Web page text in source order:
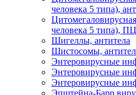
человека 5 типа),
человека 5 типа),
Шигеллы, антитела
Шистосомы,
Энтеровирусные
Энтеровирусные
Энтеровирусные
Эпштейна-Барр